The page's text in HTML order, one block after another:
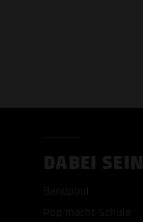
DABEI SEIN
Bandpool
Pop macht Schule